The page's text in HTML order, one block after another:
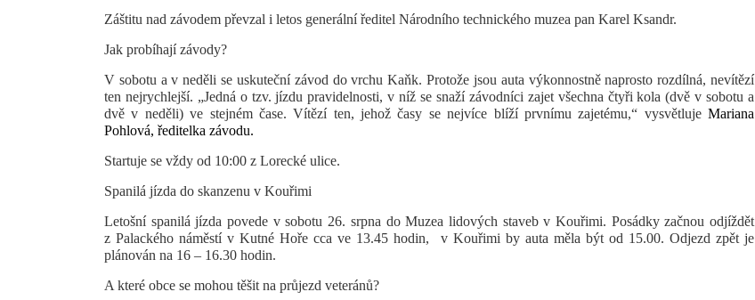
Záštitu nad závodem převzal i letos generální ředitel Národního technického muzea pan Karel Ksandr.
Jak probíhají závody?
V sobotu a v neděli se uskuteční závod do vrchu Kaňk. Protože jsou auta výkonnostně naprosto rozdílná, nevítězí
ten nejrychlejší. „Jedná o tzv. jízdu pravidelnosti, v níž se snaží závodníci zajet všechna čtyři kola (dvě v sobotu a
dvě v neděli) ve stejném čase. Vítězí ten, jehož časy se nejvíce blíží prvnímu zajetému,“ vysvětluje Mariana
Pohlová, ředitelka závodu.
Startuje se vždy od 10:00 z Lorecké ulice.
Spanilá jízda do skanzenu v Kouřimi
Letošní spanilá jízda povede v sobotu 26. srpna do Muzea lidových staveb v Kouřimi. Posádky začnou odjíždět
z Palackého náměstí v Kutné Hoře cca ve 13.45 hodin,
v Kouřimi by auta měla být od 15.00. Odjezd zpět je
plánován na 16 – 16.30 hodin.
A které obce se mohou těšit na průjezd veteránů?